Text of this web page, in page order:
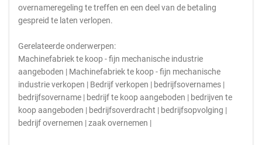
overnameregeling te treffen en een deel van de betaling
gespreid te laten verlopen.
Gerelateerde onderwerpen:
Machinefabriek te koop - fijn mechanische industrie
aangeboden | Machinefabriek te koop - fijn mechanische
industrie verkopen | Bedrijf verkopen | bedrijfsovernames |
bedrijfsovername | bedrijf te koop aangeboden | bedrijven te
koop aangeboden | bedrijfsoverdracht | bedrijfsopvolging |
bedrijf overnemen | zaak overnemen |